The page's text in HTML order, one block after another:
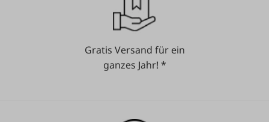
Blechdicken: ab 0,8 mm Stahl - u. Edelstahl, ab 1,0 mm
Leistungsaufnahme: 400 Volt, 12,5 kVA
Gratis Versand für ein
ganzes Jahr! *